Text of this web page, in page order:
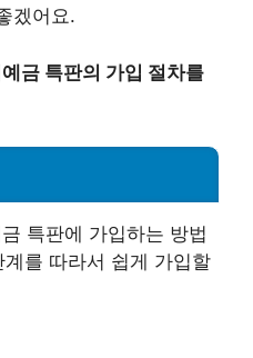
겠어요.
금 특판의 가입 절차를
특판에 가입하는 방법
를 따라서 쉽게 가입할